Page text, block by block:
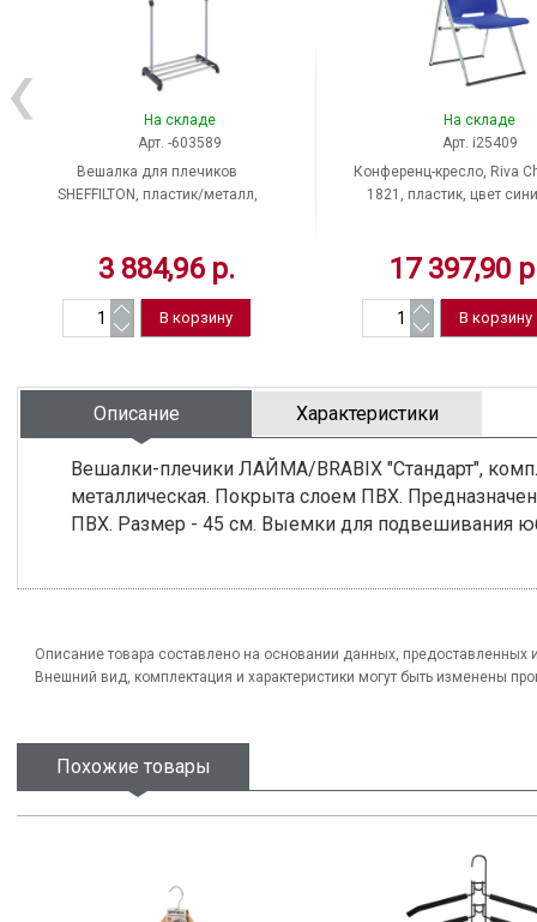
На складе
Арт. -603589
Вешалка для плечиков
SHEFFILTON, пластик/металл,
3 884,96 р.
На складе
Арт. i25409
Конференц-кресло, Riva
1821, пластик, цвет
17 397,90
Описание Характеристики
Вешалки-плечики ЛАЙМА/BRABIX "Стандарт",
металлическая. Покрыта слоем ПВХ.
ПВХ. Размер - 45 см. Выемки для подвешивания
Описание товара составлено на основании данных, предоставленных
Внешний вид, комплектация и характеристики могут быть изменены
Похожие товары